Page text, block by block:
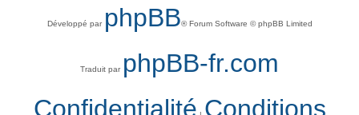
Développé par phpBB® Forum Software © phpBB Limited
Traduit par phpBB-fr.com
Confidentialité Conditions